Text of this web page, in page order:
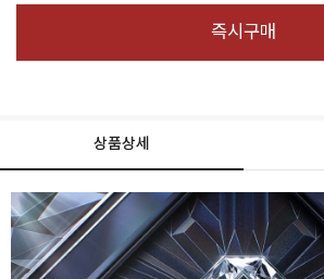
즉시구매
상품상세